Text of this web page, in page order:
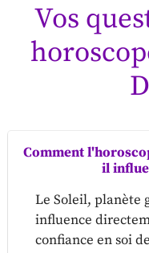
Vos
Comment
il
Le Soleil, planète
influence
confiance en soi